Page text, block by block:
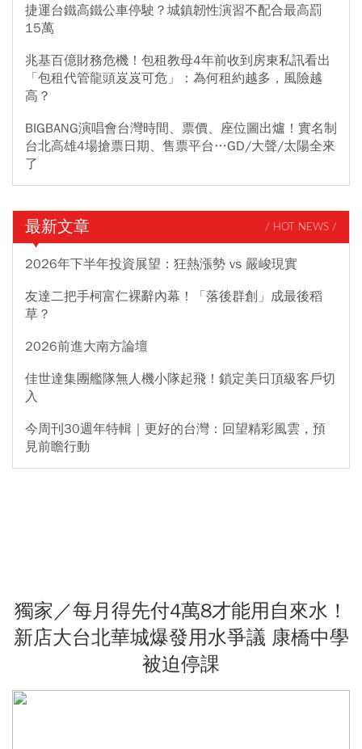
捷運台鐵高鐵公車停駛？城鎮韌性演習不配合最高罰
15萬
兆基百億財務危機！包租教母4年前收到房東私訊看出
「包租代管龍頭岌岌可危」：為何租約越多，風險越
高？
BIGBANG演唱會台灣時間、票價、座位圖出爐！實名制
台北高雄4場搶票日期、售票平台…GD/大聲/太陽全來
了
最新文章 / HOT NEWS /
2026年下半年投資展望：狂熱漲勢 vs 嚴峻現實
友達二把手柯富仁裸辭內幕！「落後群創」成最後稻
草？
2026前進大南方論壇
佳世達集團艦隊無人機小隊起飛！鎖定美日頂級客戶切
入
今周刊30週年特輯｜更好的台灣：回望精彩風雲，預
見前瞻行動
獨家／每月得先付4萬8才能用自來水！
新店大台北華城爆發用水爭議 康橋中學
被迫停課